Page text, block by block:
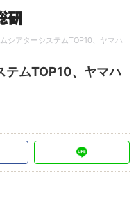
シアターシステムTOP10、ヤマハ
テムTOP10、ヤマハ